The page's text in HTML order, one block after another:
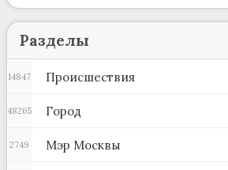
Разделы
Происшествия
14847
Город
48265
Мэр Москвы
2749